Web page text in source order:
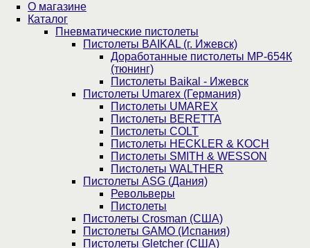
О магазине
Каталог
Пнев­ма­ти­чес­кие пистолеты
Пистолеты BAIKAL (г. Ижевск)
Доработанные пистолеты МР-654К
(тюнинг)
Пистолеты Baikal - Ижевск
Пистолеты Umarex (Германия)
Пистолеты UMAREX
Пистолеты BERETTA
Пистолеты COLT
Пистолеты HECKLER & KOCH
Пистолеты SMITH & WESSON
Пистолеты WALTHER
Пистолеты ASG (Дания)
Револьверы
Пистолеты
Пистолеты Crosman (США)
Пистолеты GAMO (Испания)
Пистолеты Gletcher (США)